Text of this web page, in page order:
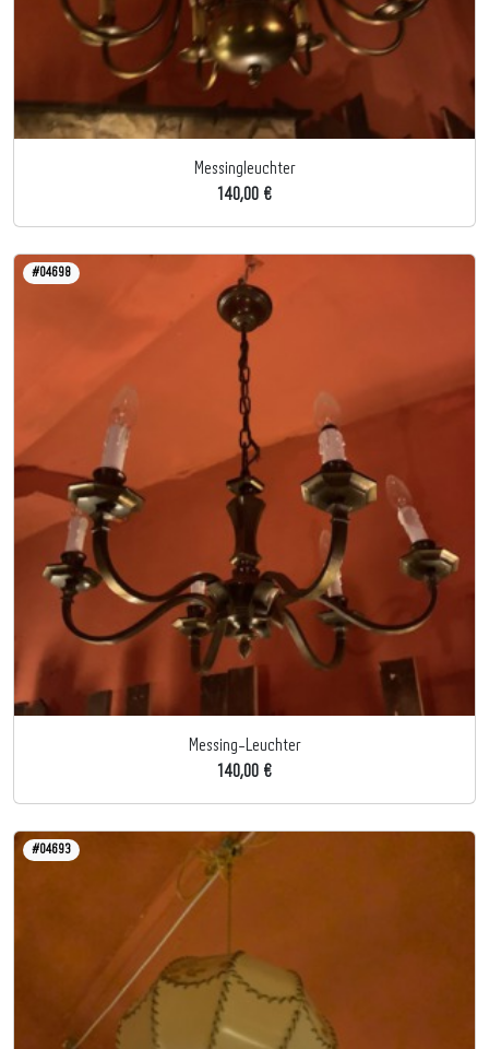
Messingleuchter
140,00 €
#04698
Messing-Leuchter
140,00 €
#04693